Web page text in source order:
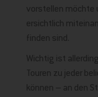
vorstellen möchte
ersichtlich
finden sind.
Wichtig ist
Touren zu jeder
können – an den